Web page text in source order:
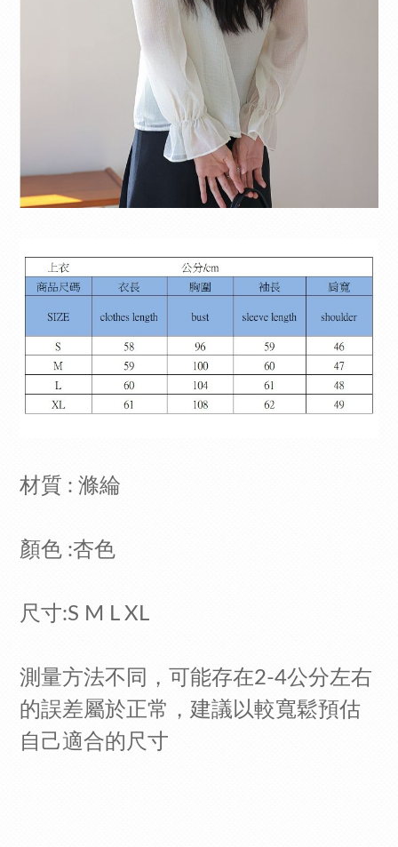
材質 : 滌綸
顏色 :杏色
尺寸:S M L XL
測量方法不同，可能存在2-4公分左右
的誤差屬於正常，建議以較寬鬆預估
自己適合的尺寸